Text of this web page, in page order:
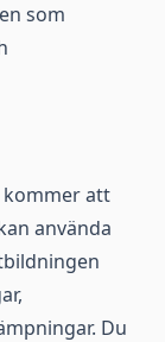
som
att
använda
Du